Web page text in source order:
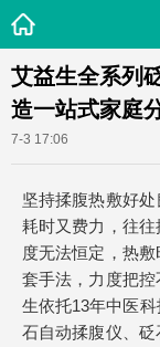
艾益生全系列
造一站式家庭
7-3 17:06
坚持揉腹热敷好
耗时又费力，往
度无法恒定，热
套手法，力度把
生依托13年中医
石自动揉腹仪、